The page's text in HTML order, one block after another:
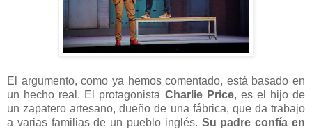
El argumento, como ya hemos comentado, está basado en
un hecho real. El protagonista Charlie Price, es el hijo de
un zapatero artesano, dueño de una fábrica, que da trabajo
a varias familias de un pueblo inglés. Su padre confía en